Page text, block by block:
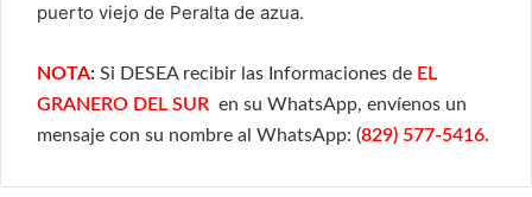
puerto viejo de Peralta de azua.
NOTA: Si DESEA recibir las Informaciones de EL
GRANERO DEL SUR en su WhatsApp, envíenos un
mensaje con su nombre al WhatsApp: (829) 577-5416.